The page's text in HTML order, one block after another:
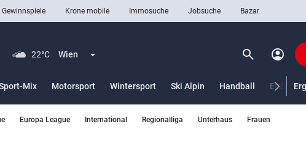
Gewinnspiele Krone mobile Immosuche Jobsuche Bazar
22°C Wien Menü aufklappen search Suchen
account_circle
Mix Motorsport Wintersport Ski Alpin Handball
Europa League International Regionalliga Unterhaus Frauen